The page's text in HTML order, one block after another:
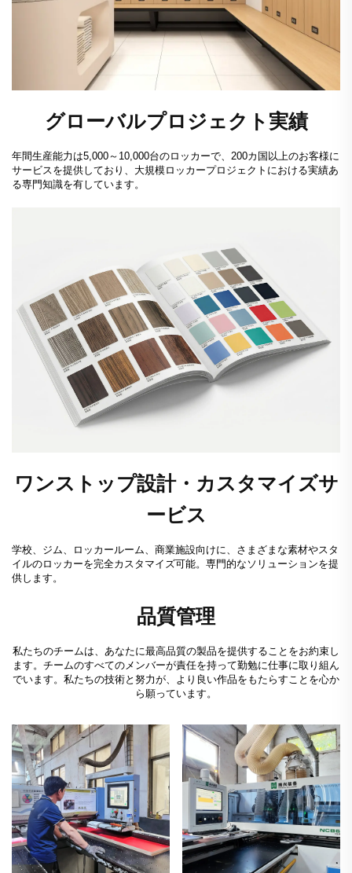
グローバルプロジェクト実績
年間生産能力は5,000～10,000台のロッカーで、200カ国以上のお客様に
サービスを提供しており、大規模ロッカープロジェクトにおける実績あ
る専門知識を有しています。
ワンストップ設計・カスタマイズサ
ービス
学校、ジム、ロッカールーム、商業施設向けに、さまざまな素材やスタ
イルのロッカーを完全カスタマイズ可能。専門的なソリューションを提
供します。
品質管理
私たちのチームは、あなたに最高品質の製品を提供することをお約束し
ます。チームのすべてのメンバーが責任を持って勤勉に仕事に取り組ん
でいます。私たちの技術と努力が、より良い作品をもたらすことを心か
ら願っています。